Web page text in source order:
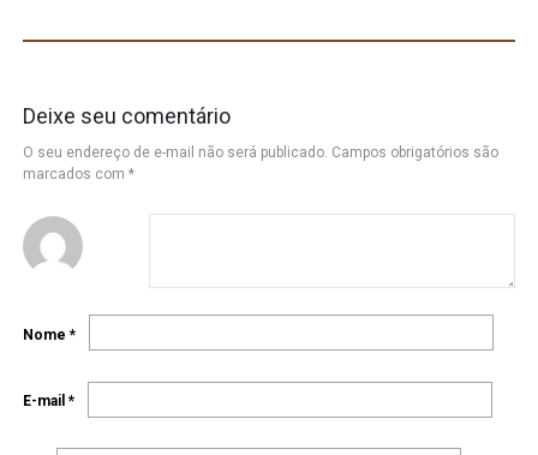
Deixe seu comentário
O seu endereço de e-mail não será publicado. Campos obrigatórios são
marcados com *
Nome *
E-mail *